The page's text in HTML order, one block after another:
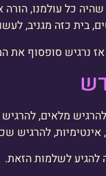
כל עולמנו, הורה
בית כזה מגניב,
נרגיש סופסוף את
מלאים,
להרגיש
להגיע לשלמות הזאת.